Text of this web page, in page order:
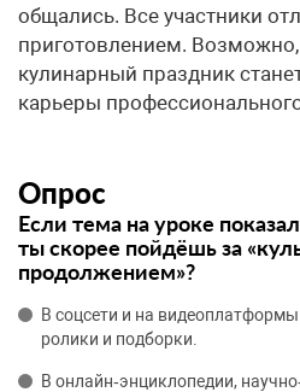
общались. Все участники
приготовлением.
кулинарный праздник
карьеры
Опрос
Если тема на уроке
ты скорее пойдёшь за
продолжением»?
В соцсети и на
ролики и подборки.
В онлайн‑энциклопедии,